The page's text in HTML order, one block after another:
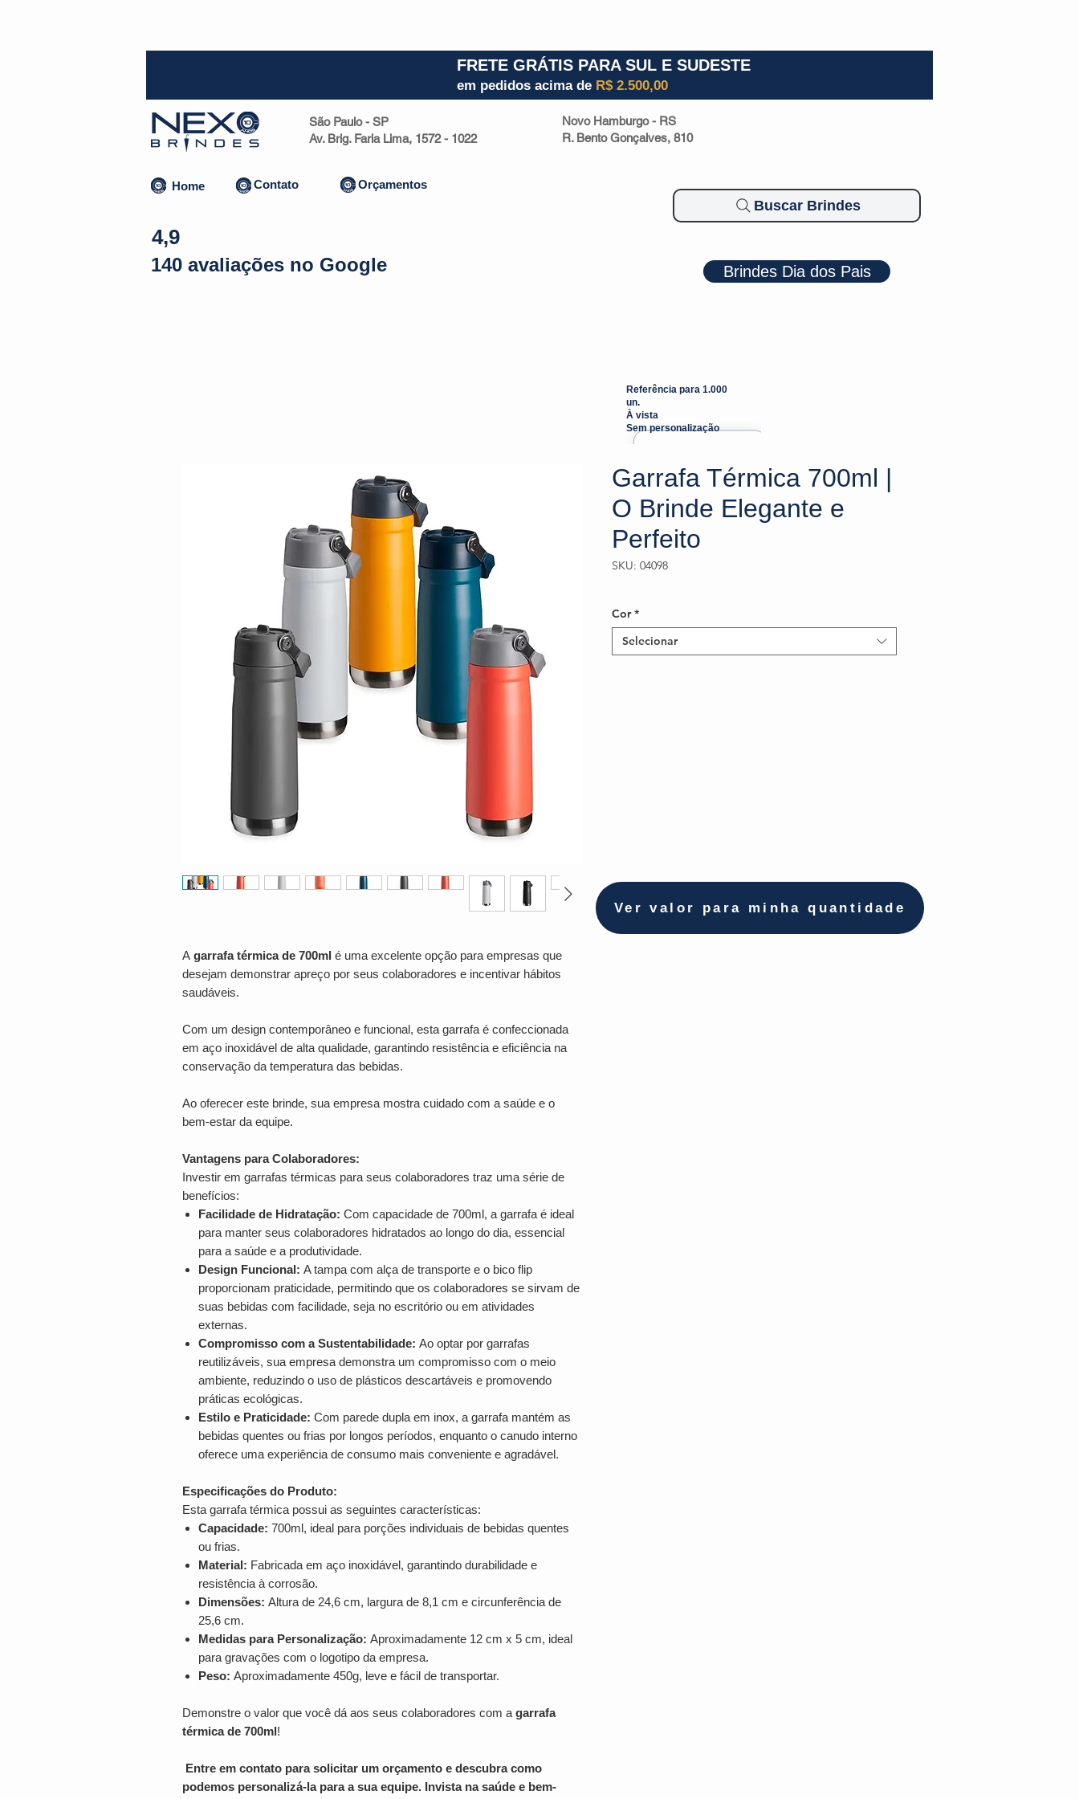
FRETE GRÁTIS PARA SUL E SUDESTE
em pedidos acima de R$ 2.500,00
São Paulo - SP
Av. Brig. Faria Lima, 1572 - 1022
Novo Hamburgo - RS
R. Bento Gonçalves, 810
Home Contato Orçamentos
4,9
140 avaliações no Google
Buscar Brindes
Brindes Dia dos Pais
A garrafa térmica de 700ml é uma excelente opção para empresas que
desejam demonstrar apreço por seus colaboradores e incentivar hábitos
saudáveis.
Com um design contemporâneo e funcional, esta garrafa é confeccionada
em aço inoxidável de alta qualidade, garantindo resistência e eficiência na
conservação da temperatura das bebidas.
Ao oferecer este brinde, sua empresa mostra cuidado com a saúde e o
bem-estar da equipe.
Vantagens para Colaboradores:
Investir em garrafas térmicas para seus colaboradores traz uma série de
benefícios:
Facilidade de Hidratação: Com capacidade de 700ml, a garrafa é ideal
para manter seus colaboradores hidratados ao longo do dia, essencial
para a saúde e a produtividade.
Design Funcional: A tampa com alça de transporte e o bico flip
proporcionam praticidade, permitindo que os colaboradores se sirvam de
suas bebidas com facilidade, seja no escritório ou em atividades
externas.
Compromisso com a Sustentabilidade: Ao optar por garrafas
reutilizáveis, sua empresa demonstra um compromisso com o meio
ambiente, reduzindo o uso de plásticos descartáveis e promovendo
práticas ecológicas.
Estilo e Praticidade: Com parede dupla em inox, a garrafa mantém as
bebidas quentes ou frias por longos períodos, enquanto o canudo interno
oferece uma experiência de consumo mais conveniente e agradável.
Especificações do Produto:
Esta garrafa térmica possui as seguintes características:
Capacidade: 700ml, ideal para porções individuais de bebidas quentes
ou frias.
Material: Fabricada em aço inoxidável, garantindo durabilidade e
resistência à corrosão.
Dimensões: Altura de 24,6 cm, largura de 8,1 cm e circunferência de
25,6 cm.
Medidas para Personalização: Aproximadamente 12 cm x 5 cm, ideal
para gravações com o logotipo da empresa.
Peso: Aproximadamente 450g, leve e fácil de transportar.
Demonstre o valor que você dá aos seus colaboradores com a garrafa
térmica de 700ml!
Entre em contato para solicitar um orçamento e descubra como
podemos personalizá-la para a sua equipe. Invista na saúde e bem-
Garrafa Térmica 700ml |
O Brinde Elegante e
Perfeito
SKU: 04098
Cor *
Selecionar
Ver valor para minha quantidade
Referência para 1.000
un.
À vista
Sem personalização